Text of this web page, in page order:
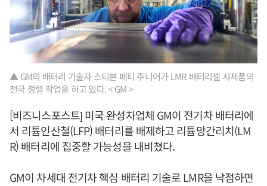
▲ GM의 배터리 기술자 스티븐 페티 주니어가 LMR 배터리셀 시제품의
전극 정렬 작업을 하고 있다. < GM >
[비즈니스포스트] 미국 완성차업체 GM이 전기차 배터리에
서 리튬인산철(LFP) 배터리를 배제하고 리튬망간리치(LM
R) 배터리에 집중할 가능성을 내비쳤다.
GM이 차세대 전기차 핵심 배터리 기술로 LMR을 낙점하면